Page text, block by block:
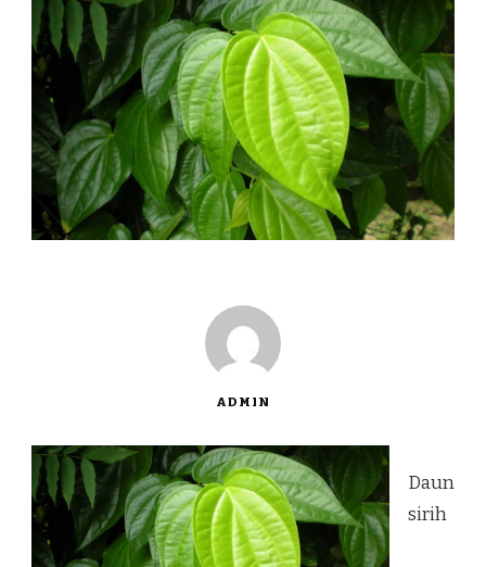
ADMIN
Daun
sirih